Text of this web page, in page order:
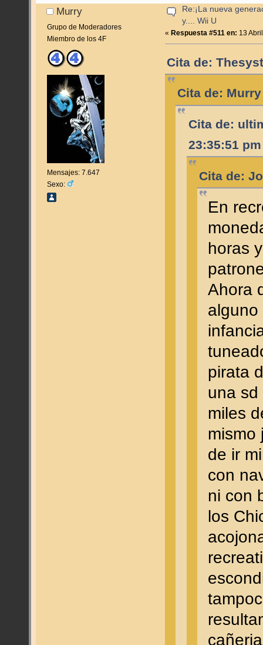
Murry
Grupo de Moderadores
Miembro de los 4F
Mensajes: 7.647
Sexo:
Re:¡La nueva
y.... Wii U
«Respuesta #511 en: 13
Cita de:
Cita de:
Cita de:
23:35:51 pm
Cita de:
En
horas
Ahora
alguno
pirata
una sd
miles
mismo
de ir
con
ni con
los